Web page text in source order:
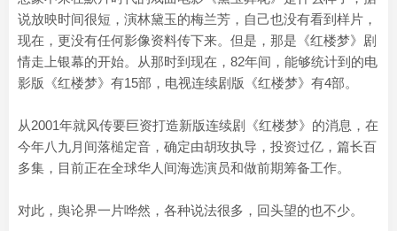
说放映时间很短，演林黛玉的梅兰芳，自己也没有看到样片，
现在，更没有任何影像资料传下来。但是，那是《红楼梦》剧
情走上银幕的开始。从那时到现在，82年间，能够统计到的电
影版《红楼梦》有15部，电视连续剧版《红楼梦》有4部。
从2001年就风传要巨资打造新版连续剧《红楼梦》的消息，在
今年八九月间落槌定音，确定由胡玫执导，投资过亿，篇长百
多集，目前正在全球华人间海选演员和做前期筹备工作。
对此，舆论界一片哗然，各种说法很多，回头望的也不少。